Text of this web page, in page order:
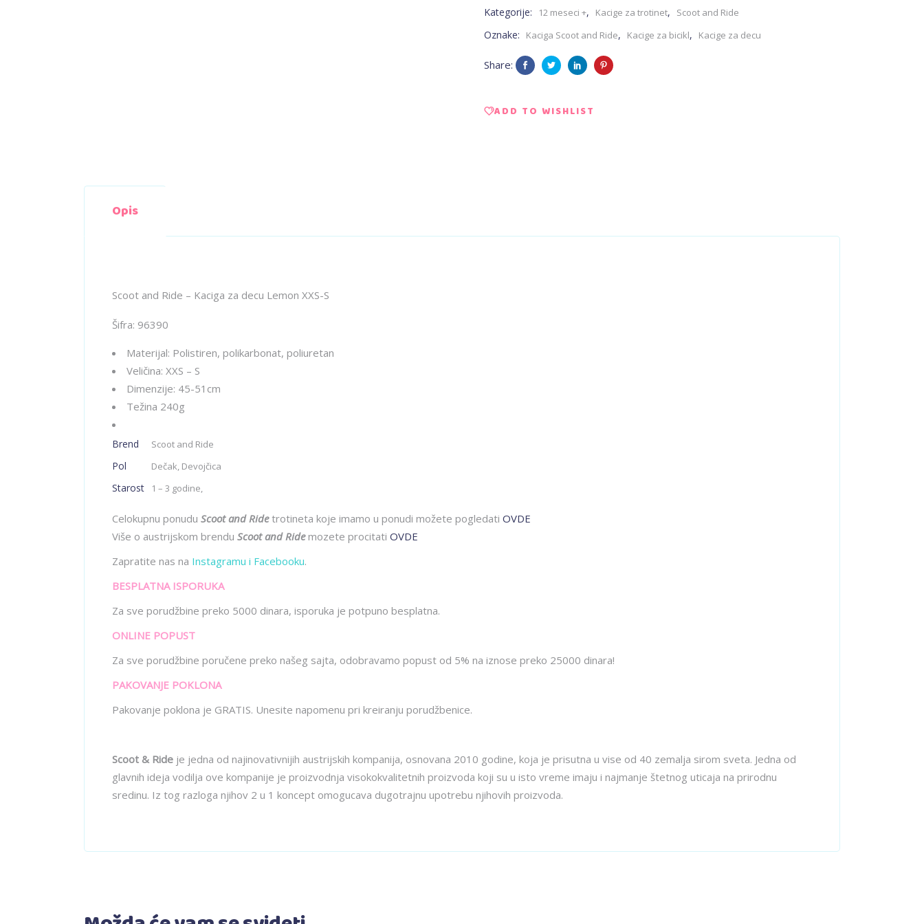
Kaciga
decu
quantity
Kategorije: 12 meseci +, Kacige za trotinet, Scoot and Ride
Oznake: Kaciga Scoot and Ride, Kacige za bicikl, Kacige za decu
Share:
ADD TO WISHLIST
Opis
Scoot and Ride – Kaciga za decu Lemon XXS-S
Šifra: 96390
Materijal: Polistiren, polikarbonat, poliuretan
Veličina: XXS – S
Dimenzije: 45-51cm
Težina 240g
Brend Scoot and Ride
Pol Dečak, Devojčica
Starost 1 – 3 godine,
Celokupnu ponudu Scoot and Ridetrotineta koje imamo u ponudi možete pogledati OVDE
Više o austrijskom brendu Scoot and Ridemozete procitati OVDE
Zapratite nas na Instagramu i Facebooku.
BESPLATNA ISPORUKA
Za sve porudžbine preko 5000 dinara, isporuka je potpuno besplatna.
ONLINE POPUST
Za sve porudžbine poručene preko našeg sajta, odobravamo popust od 5% na iznose preko 25000 dinara!
PAKOVANJE POKLONA
Pakovanje poklona je GRATIS. Unesite napomenu pri kreiranju porudžbenice.
Scoot & Ride je jedna od najinovativnijih austrijskih kompanija, osnovana 2010 godine, koja je prisutna u vise od 40 zemalja sirom sveta. Jedna od
glavnih ideja vodilja ove kompanije je proizvodnja visokokvalitetnih proizvoda koji su u isto vreme imaju i najmanje štetnog uticaja na prirodnu
sredinu. Iz tog razloga njihov 2 u 1 koncept omogucava dugotrajnu upotrebu njihovih proizvoda.